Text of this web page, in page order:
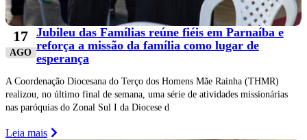
17
AGO
Jubileu das Famílias reúne fiéis em Parnaíba e
reforça a missão da família como lugar de
esperança
A Coordenação Diocesana do Terço dos Homens Mãe Rainha (THMR)
realizou, no último final de semana, uma série de atividades missionárias
nas paróquias do Zonal Sul I da Diocese d
Leia mais